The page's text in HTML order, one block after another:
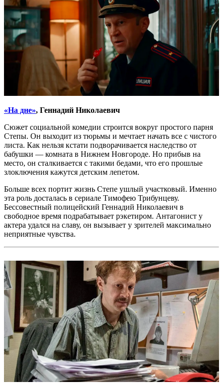
«На дне», Геннадий Николаевич
Сюжет социальной комедии строится вокруг простого парня
Степы. Он выходит из тюрьмы и мечтает начать все с чистого
листа. Как нельзя кстати подворачивается наследство от
бабушки — комната в Нижнем Новгороде. Но прибыв на
место, он сталкивается с такими бедами, что его прошлые
злоключения кажутся детским лепетом.
Больше всех портит жизнь Степе ушлый участковый. Именно
эта роль досталась в сериале Тимофею Трибунцеву.
Бессовестный полицейский Геннадий Николаевич в
свободное время подрабатывает рэкетиром. Антагонист у
актера удался на славу, он вызывает у зрителей максимально
неприятные чувства.